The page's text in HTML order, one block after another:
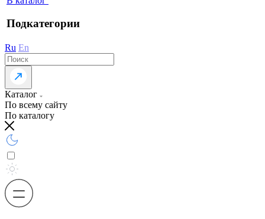
Подкатегории
Ru En
Каталог
По всему сайту
По каталогу